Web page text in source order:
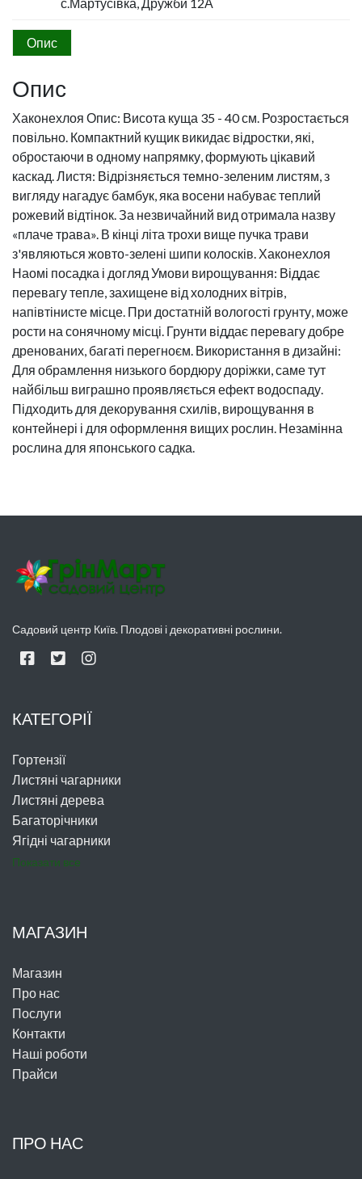
с.Мартусівка, Дружби 12А
Опис
Опис
Хаконехлоя Опис: Висота куща 35 - 40 см. Розростається
повільно. Компактний кущик викидає відростки, які,
обростаючи в одному напрямку, формують цікавий
каскад. Листя: Відрізняється темно-зеленим листям, з
вигляду нагадує бамбук, яка восени набуває теплий
рожевий відтінок. За незвичайний вид отримала назву
«плаче трава». В кінці літа трохи вище пучка трави
з'являються жовто-зелені шипи колосків. Хаконехлоя
Наомі посадка і догляд Умови вирощування: Віддає
перевагу тепле, захищене від холодних вітрів,
напівтінисте місце. При достатній вологості грунту, може
рости на сонячному місці. Грунти віддає перевагу добре
дренованих, багаті перегноєм. Використання в дизайні:
Для обрамлення низького бордюру доріжки, саме тут
найбільш виграшно проявляється ефект водоспаду.
Підходить для декорування схилів, вирощування в
контейнері і для оформлення вищих рослин. Незамінна
рослина для японського садка.
Садовий центр Київ. Плодові і декоративні рослини.
КАТЕГОРІЇ
Гортензії
Листяні чагарники
Листяні дерева
Багаторічники
Ягідні чагарники
Показати все
МАГАЗИН
Магазин
Про нас
Послуги
Контакти
Наші роботи
Прайси
ПРО НАС